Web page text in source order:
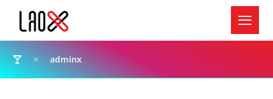
adminx